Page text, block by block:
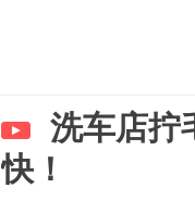
洗车店拧
快！